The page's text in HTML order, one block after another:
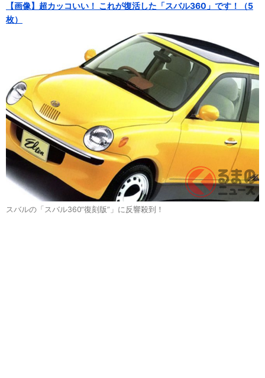
【画像】超カッコいい！ これが復活した「スバル360」です！（5
枚）
スバルの「スバル360“復刻版”」に反響殺到！